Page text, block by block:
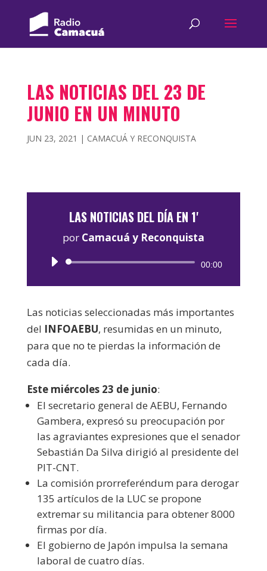
LAS NOTICIAS DEL 23 DE
JUNIO EN UN MINUTO
JUN 23, 2021 | CAMACUÁ Y RECONQUISTA
LAS NOTICIAS DEL DÍA EN 1'
por Camacuá y Reconquista
Reproductor
00:00
Las noticias seleccionadas más importantes
del INFOAEBU, resumidas en un minuto,
para que no te pierdas la información de
cada día.
Este miércoles 23 de junio:
El secretario general de AEBU, Fernando
Gambera, expresó su preocupación por
las agraviantes expresiones que el senador
Sebastián Da Silva dirigió al presidente del
PIT-CNT.
La comisión prorreferéndum para derogar
135 artículos de la LUC se propone
extremar su militancia para obtener 8000
firmas por día.
El gobierno de Japón impulsa la semana
laboral de cuatro días.